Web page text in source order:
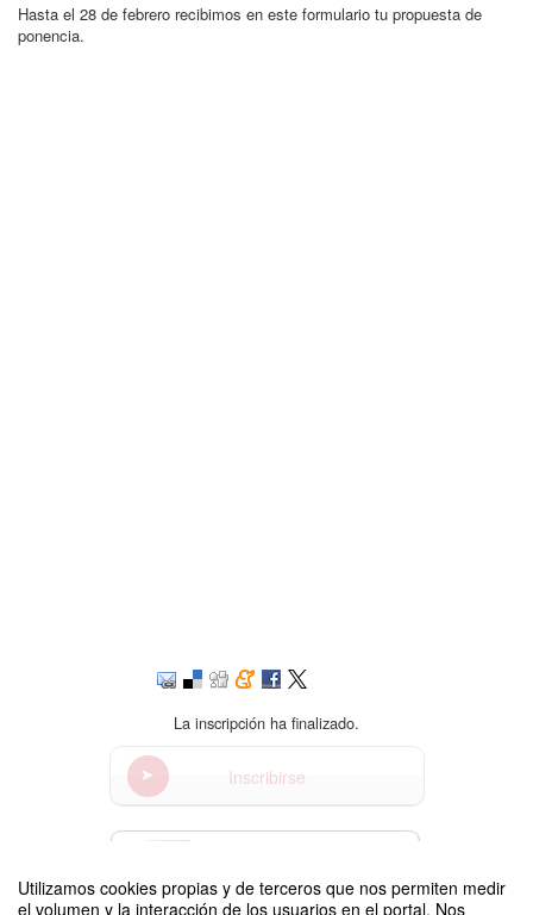
Utilizamos cookies propias y de terceros que nos permiten medir
el volumen y la interacción de los usuarios en el portal. Nos
Hasta el 28 de febrero recibimos en este formulario tu propuesta de
ponencia.
La inscripción ha finalizado.
Inscribirse